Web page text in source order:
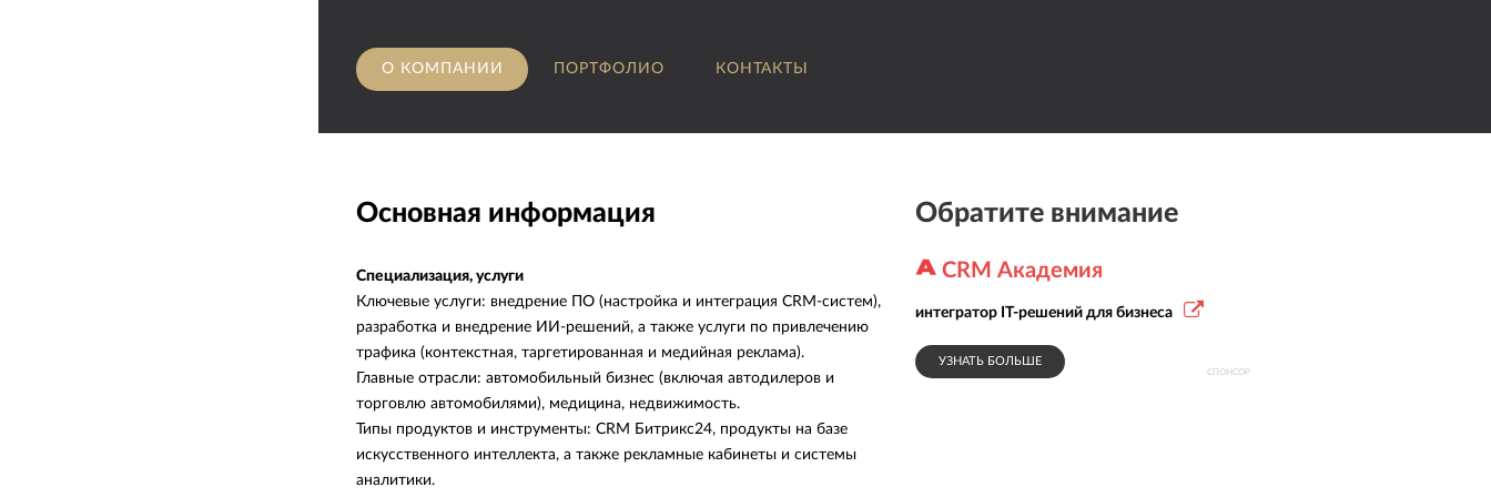
О КОМПАНИИ ПОРТФОЛИО КОНТАКТЫ
Основная информация
Специализация, услуги
Ключевые услуги: внедрение ПО (настройка и интеграция CRM-систем),
разработка и внедрение ИИ-решений, а также услуги по привлечению
трафика (контекстная, таргетированная и медийная реклама).
Главные отрасли: автомобильный бизнес (включая автодилеров и
торговлю автомобилями), медицина, недвижимость.
Типы продуктов и инструменты: CRM Битрикс24, продукты на базе
искусственного интеллекта, а также рекламные кабинеты и системы
аналитики.
СПОНСОР
Обратите внимание
CRM Академия
интегратор IT-решений для бизнеса
УЗНАТЬ БОЛЬШЕ